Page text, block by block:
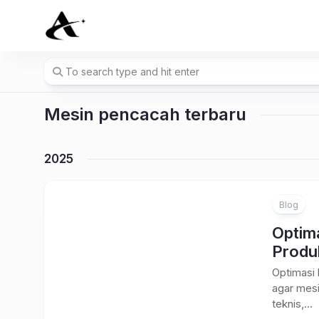
Mesin pencacah terbaru
2025
Blog
Optimasi
agar
teknis,...